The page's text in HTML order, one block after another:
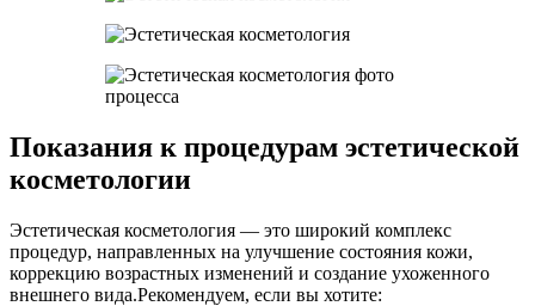
Показания к процедурам эстетической
косметологии
Эстетическая косметология — это широкий комплекс
процедур, направленных на улучшение состояния кожи,
коррекцию возрастных изменений и создание ухоженного
внешнего вида.Рекомендуем, если вы хотите: